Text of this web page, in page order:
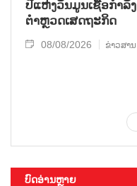
ປີແຫ່ງວັນມູນເຊື້ອກຳລັງ
ຕຳຫຼວດເສດຖະກິດ
08/08/2026 ຂ່າວສານ
ບົດອ່ານຫຼາຍ